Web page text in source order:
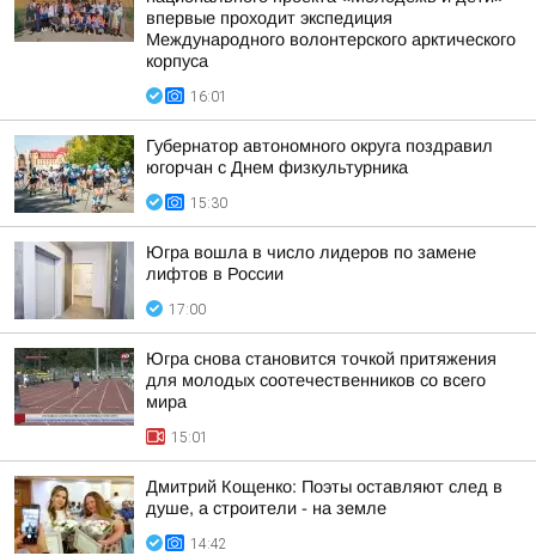
впервые проходит экспедиция
Международного волонтерского арктического
корпуса
16:01
Губернатор автономного округа поздравил
югорчан с Днем физкультурника
15:30
Югра вошла в число лидеров по замене
лифтов в России
17:00
Югра снова становится точкой притяжения
для молодых соотечественников со всего
мира
15:01
Дмитрий Кощенко: Поэты оставляют след в
душе, а строители - на земле
14:42